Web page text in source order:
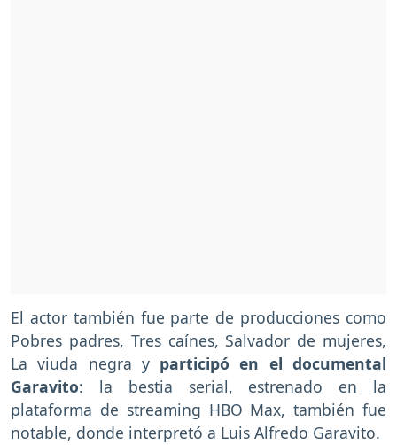
El actor también fue parte de producciones como
Pobres padres, Tres caínes, Salvador de mujeres,
La viuda negra yparticipó en el documental
Garavito: la bestia serial, estrenado en la
plataforma de streaming HBO Max, también fue
notable, donde interpretó a Luis Alfredo Garavito.